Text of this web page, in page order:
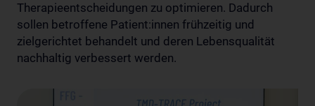
Therapieentscheidungen zu optimieren. Dadurch
sollen betroffene Patient:innen frühzeitig und
zielgerichtet behandelt und deren Lebensqualität
nachhaltig verbessert werden.